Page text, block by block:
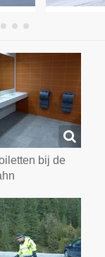
bij de